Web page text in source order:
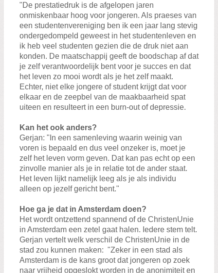
"De prestatiedruk is de afgelopen jaren
onmiskenbaar hoog voor jongeren. Als praeses van
een studentenvereniging ben ik een jaar lang stevig
ondergedompeld geweest in het studentenleven en
ik heb veel studenten gezien die de druk niet aan
konden. De maatschappij geeft de boodschap af dat
je zelf verantwoordelijk bent voor je succes en dat
het leven zo mooi wordt als je het zelf maakt.
Echter, niet elke jongere of student krijgt dat voor
elkaar en de zeepbel van de maakbaarheid spat
uiteen en resulteert in een burn-out of depressie.
Kan het ook anders?
Gerjan: "In een samenleving waarin weinig van
voren is bepaald en dus veel onzeker is, moet je
zelf het leven vorm geven. Dat kan pas echt op een
zinvolle manier als je in relatie tot de ander staat.
Het leven lijkt namelijk leeg als je als individu
alleen op jezelf gericht bent."
Hoe ga je dat in Amsterdam doen?
Het wordt ontzettend spannend of de ChristenUnie
in Amsterdam een zetel gaat halen. Iedere stem telt.
Gerjan vertelt welk verschil de ChristenUnie in de
stad zou kunnen maken: "Zeker in een stad als
Amsterdam is de kans groot dat jongeren op zoek
naar vrijheid opgeslokt worden in de anonimiteit en